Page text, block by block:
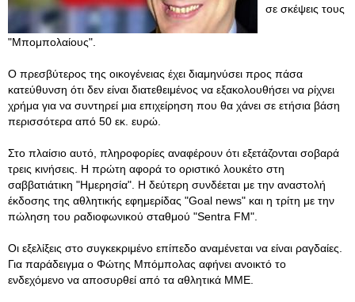
σε σκέψεις τους
"Μπομπολαίους".
Ο πρεσβύτερος της οικογένειας έχει διαμηνύσει προς πάσα
κατεύθυνση ότι δεν είναι διατεθειμένος να εξακολουθήσει να ρίχνει
χρήμα για να συντηρεί μια επιχείρηση που θα χάνει σε ετήσια βάση
περισσότερα από 50 εκ. ευρώ.
Στο πλαίσιο αυτό, πληροφορίες αναφέρουν ότι εξετάζονται σοβαρά
τρεις κινήσεις. Η πρώτη αφορά το οριστικό λουκέτο στη
σαββατιάτικη "Ημερησία". Η δεύτερη συνδέεται με την αναστολή
έκδοσης της αθλητικής εφημερίδας "Goal news" και η τρίτη με την
πώληση του ραδιοφωνικού σταθμού "Sentra FM".
Οι εξελίξεις στο συγκεκριμένο επίπεδο αναμένεται να είναι ραγδαίες.
Για παράδειγμα ο Φώτης Μπόμπολας αφήνει ανοικτό το
ενδεχόμενο να αποσυρθεί από τα αθλητικά ΜΜΕ.